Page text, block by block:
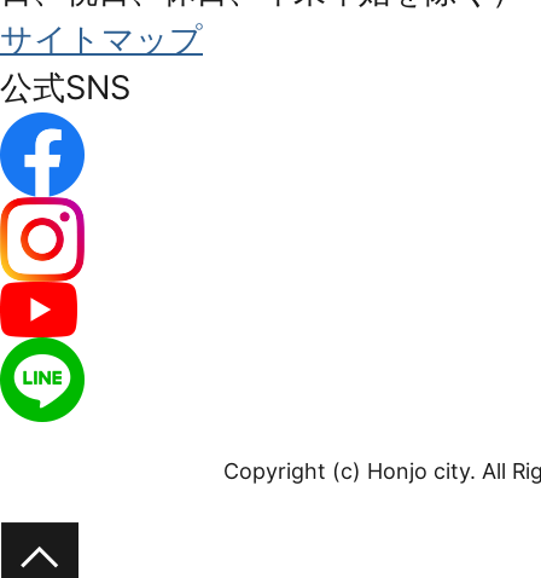
サイトマップ
公式SNS
Copyright (c) Honjo city. All